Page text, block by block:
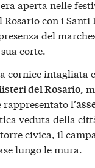
aperta nelle
con i Santi
del
corte.
cornice intagliata
del Rosario,
l’
veduta della
civica, il
lungo le mura.